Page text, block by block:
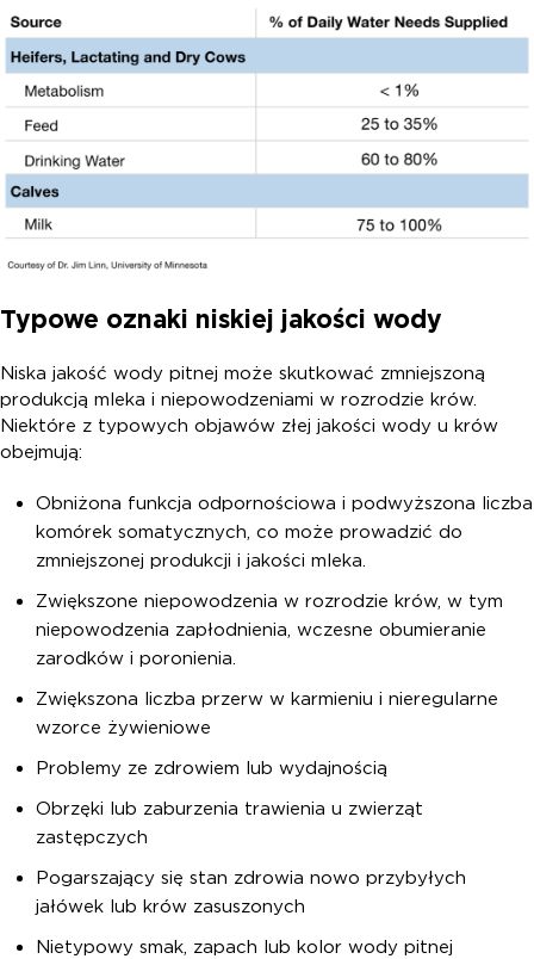
Typowe oznaki niskiej jakości wody
Niska jakość wody pitnej może skutkować zmniejszoną
produkcją mleka i niepowodzeniami w rozrodzie krów.
Niektóre z typowych objawów złej jakości wody u krów
obejmują:
Obniżona funkcja odpornościowa i podwyższona liczba
komórek somatycznych, co może prowadzić do
zmniejszonej produkcji i jakości mleka.
Zwiększone niepowodzenia w rozrodzie krów, w tym
niepowodzenia zapłodnienia, wczesne obumieranie
zarodków i poronienia.
Zwiększona liczba przerw w karmieniu i nieregularne
wzorce żywieniowe
Problemy ze zdrowiem lub wydajnością
Obrzęki lub zaburzenia trawienia u zwierząt
zastępczych
Pogarszający się stan zdrowia nowo przybyłych
jałówek lub krów zasuszonych
Nietypowy smak, zapach lub kolor wody pitnej